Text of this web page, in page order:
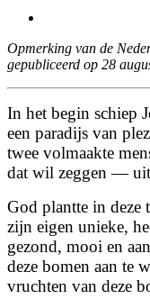
Image
Opmerking van de
gepubliceerd op 28
In het begin schiep
een paradijs van
twee volmaakte
dat wil zeggen — uit
God plantte in deze
zijn eigen unieke,
gezond, mooi en
deze bomen aan te
vruchten van deze